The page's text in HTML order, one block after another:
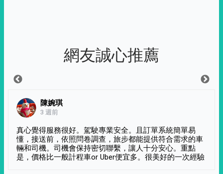
網友誠心推薦
陳婉琪
3 週前
真心覺得服務很好。駕駛專業安全。且訂單系統簡單易
懂，接送前，依照問卷調查，旅步都能提供符合需求的車
輛和司機。司機會保持密切聯繫，讓人十分安心。重點
是，價格比一般計程車or Uber便宜多。很美好的一次經驗